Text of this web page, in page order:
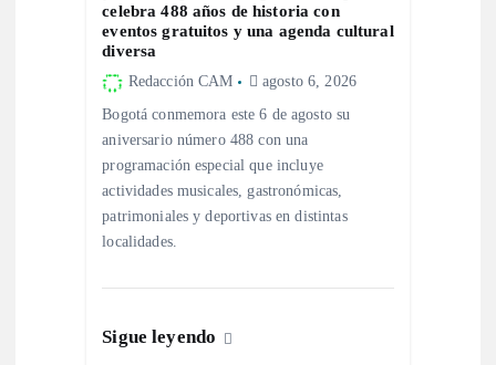
celebra 488 años de historia con
eventos gratuitos y una agenda cultural
diversa
Redacción CAM agosto 6, 2026
Bogotá conmemora este 6 de agosto su
aniversario número 488 con una
programación especial que incluye
actividades musicales, gastronómicas,
patrimoniales y deportivas en distintas
localidades.
Sigue leyendo